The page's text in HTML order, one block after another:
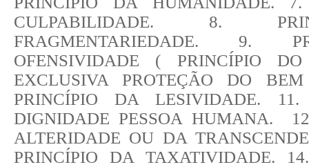
CULPABILIDADE. 8.
FRAGMENTARIEDADE. 9.
OFENSIVIDADE ( PRINCÍPIO
EXCLUSIVA PROTEÇÃO DO
PRINCÍPIO DA LESIVIDADE.
DIGNIDADE PESSOA HUMANA.
ALTERIDADE OU DA
PRINCÍPIO DA TAXATIVIDADE.